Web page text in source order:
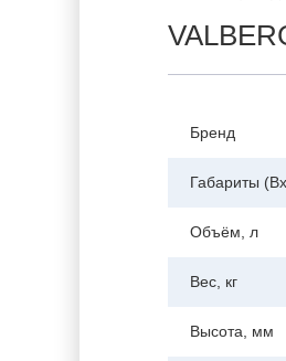
Бренд
Габариты
Объём, л
Вес, кг
Высота, мм